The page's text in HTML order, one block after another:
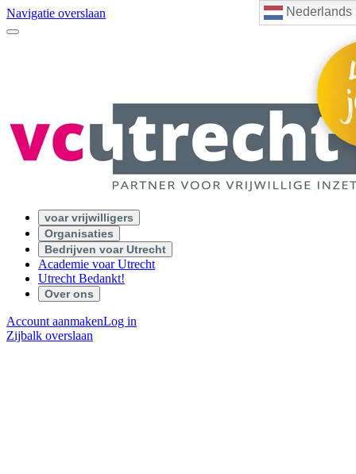
Nederlands
Navigatie overslaan
voar vrijwilligers
Organisaties
Bedrijven voar Utrecht
Academie voar Utrecht
Utrecht Bedankt!
Over ons
Account aanmakenLog in
Zijbalk overslaan